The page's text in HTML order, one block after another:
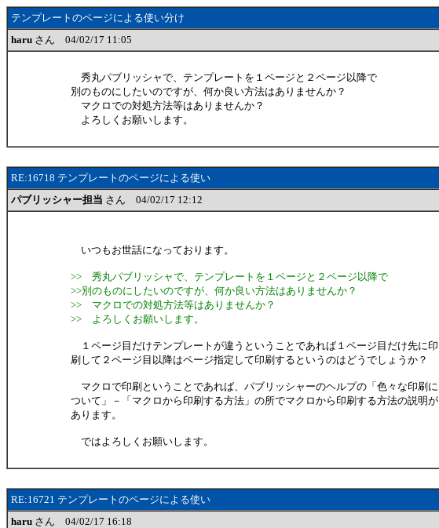
テンプレートのページによる使い分け
haru さん 04/02/17 11:05
秀丸パブリッシャで、テンプレートを１ページと２ページ以降で
別のものにしたいのですが、何か良い方法はありませんか？
マクロでの対処方法等はありませんか？
よろしくお願いします。
RE:16718 テンプレートのページによる使い
パブリッシャー担当 さん 04/02/17 12:12
いつもお世話になっております。
>> 秀丸パブリッシャで、テンプレートを１ページと２ページ以降で
>>別のものにしたいのですが、何か良い方法はありませんか？
>> マクロでの対処方法等はありませんか？
>> よろしくお願いします。
１ページ目だけテンプレートが違うということであれば１ページ目だけ先に印
刷して２ページ目以降はページ指定して印刷するというのはどうでしょうか？
マクロで印刷ということであれば、パブリッシャーのヘルプの「色々な印刷に
ついて」－「マクロから印刷する方法」の所でマクロから印刷する方法の説明が
あります。
ではよろしくお願いします。
RE:16721 テンプレートのページによる使い
haru さん 04/02/17 16:18